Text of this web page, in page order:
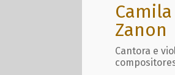
Zanon
Cantora e